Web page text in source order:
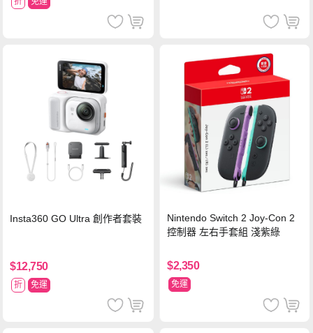
Insta360 GO Ultra 創作者套裝
$12,750
折 免運
Nintendo Switch 2 Joy-Con 2
控制器 左右手套組 淺紫綠
$2,350
免運